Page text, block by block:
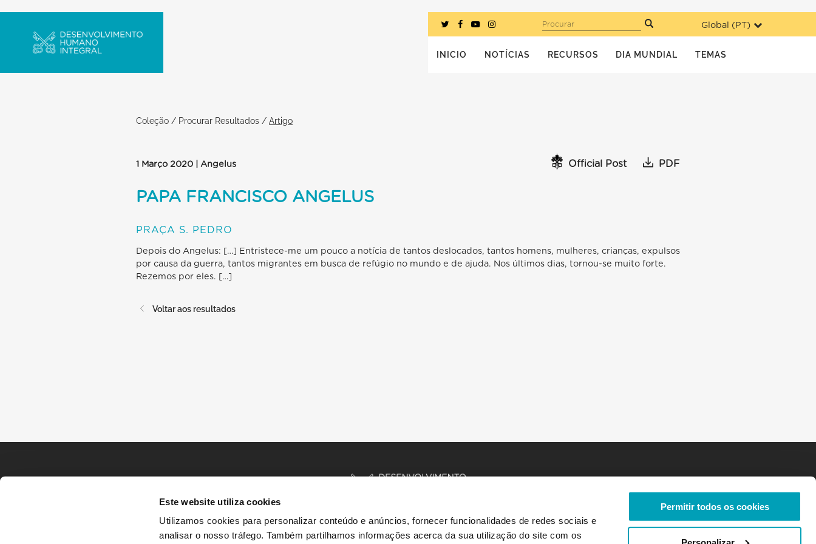
Este website utiliza cookies
Utilizamos cookies para personalizar conteúdo e anúncios, fornecer funcionalidades de redes sociais e
analisar o nosso tráfego. Também partilhamos informações acerca da sua utilização do site com os
Permitir todos os cookies
Global (PT)
Procurar
INICIO NOTÍCIAS RECURSOS DIA MUNDIAL TEMAS
Coleção / Procurar Resultados / Artigo
1 Março 2020 | Angelus Official Post PDF
PAPA FRANCISCO ANGELUS
PRAÇA S. PEDRO
Depois do Angelus: […] Entristece-me um pouco a notícia de tantos deslocados, tantos homens, mulheres, crianças, expulsos
por causa da guerra, tantos migrantes em busca de refúgio no mundo e de ajuda. Nos últimos dias, tornou-se muito forte.
Rezemos por eles. […]
Voltar aos resultados
INÍCIO HISTÓRIAS RECURSOS